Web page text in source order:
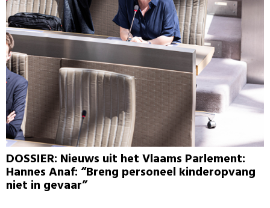
DOSSIER: Nieuws uit het Vlaams Parlement:
Hannes Anaf: “Breng personeel kinderopvang
niet in gevaar”